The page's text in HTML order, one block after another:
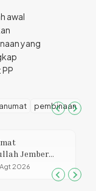
awal
yang
pembinaan
DKI Jakarta
Pembinaan
di Lapas
Kelas 2A
4 Agt 2026